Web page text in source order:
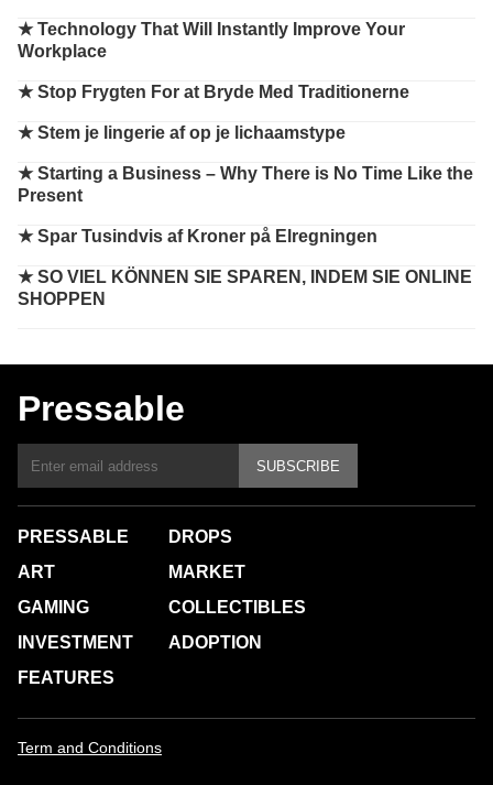
★Technology That Will Instantly Improve Your
Workplace
★Stop Frygten For at Bryde Med Traditionerne
★Stem je lingerie af op je lichaamstype
★Starting a Business – Why There is No Time Like the
Present
★Spar Tusindvis af Kroner på Elregningen
★SO VIEL KÖNNEN SIE SPAREN, INDEM SIE ONLINE
SHOPPEN
Pressable
SUBSCRIBE
PRESSABLE
ART
GAMING
INVESTMENT
FEATURES
DROPS
MARKET
COLLECTIBLES
ADOPTION
Term and Conditions